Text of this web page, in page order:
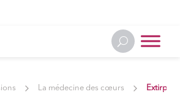
La médecine des cœurs Extirper